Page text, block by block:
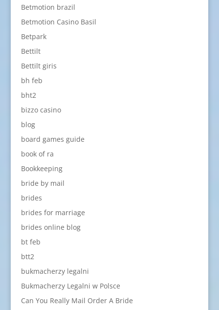
Betmotion brazil
Betmotion Casino Basil
Betpark
Bettilt
Bettilt giris
bh feb
bht2
bizzo casino
blog
board games guide
book of ra
Bookkeeping
bride by mail
brides
brides for marriage
brides online blog
bt feb
btt2
bukmacherzy legalni
Bukmacherzy Legalni w Polsce
Can You Really Mail Order A Bride